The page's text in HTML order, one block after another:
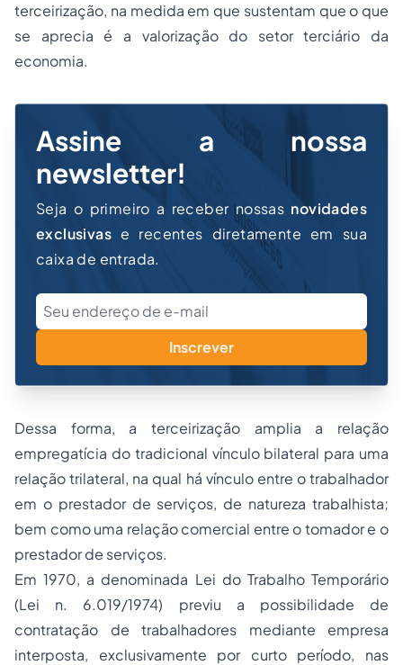
terceirização, na medida em que sustentam que o que
se aprecia é a valorização do setor terciário da
economia.
Assine a nossa
newsletter!
Seja o primeiro a receber nossas novidades
exclusivas e recentes diretamente em sua
caixa de entrada.
Inscrever
Dessa forma, a terceirização amplia a relação
empregatícia do tradicional vínculo bilateral para uma
relação trilateral, na qual há vínculo entre o trabalhador
em o prestador de serviços, de natureza trabalhista;
bem como uma relação comercial entre o tomador e o
prestador de serviços.
Em 1970, a denominada Lei do Trabalho Temporário
(Lei n. 6.019/1974) previu a possibilidade de
contratação de trabalhadores mediante empresa
interposta, exclusivamente por curto período, nas